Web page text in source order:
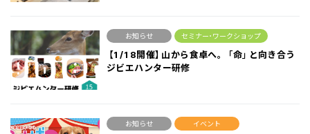
お知らせ セミナー･ワークショップ
【1/18開催】山から食卓へ。「命」と向き合う
ジビエハンター研修
お知らせ イベント